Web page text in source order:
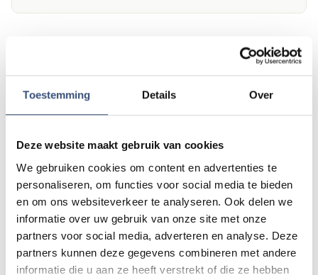
Toestemming Details Over
Deze website maakt gebruik van cookies
We gebruiken cookies om content en advertenties te
personaliseren, om functies voor social media te bieden
en om ons websiteverkeer te analyseren. Ook delen we
informatie over uw gebruik van onze site met onze
partners voor social media, adverteren en analyse. Deze
partners kunnen deze gegevens combineren met andere
informatie die u aan ze heeft verstrekt of die ze hebben
Andere events
AUG.
Magic Summer show met Steven Kazàn
WO
12
AUG.
Kinderdagen bij RTM-trammuseum in
Ouddorp
📍Ouddorp 🕐10:00